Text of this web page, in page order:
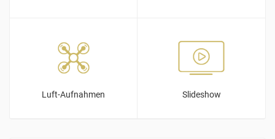
Luft-Aufnahmen Slideshow